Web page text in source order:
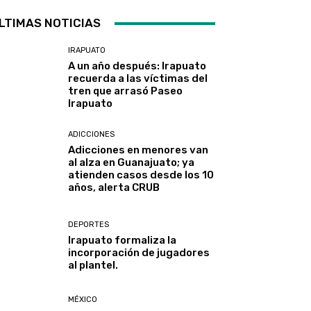
NOTICIAS
IRAPUATO
A un año después: Irapuato
recuerda a las víctimas del
tren que arrasó Paseo
Irapuato
ADICCIONES
Adicciones en menores van
al alza en Guanajuato; ya
atienden casos desde los 10
años, alerta CRUB
DEPORTES
Irapuato formaliza la
incorporación de jugadores
al plantel.
MÉXICO